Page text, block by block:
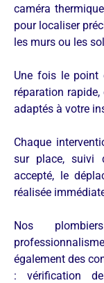
caméra
pour localiser
les murs ou les
Une fois le point
réparation
adaptés à votre
Chaque
sur place, suivi
accepté, le
réalisée
Nos
également des
: vérification